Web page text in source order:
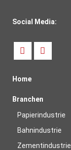
Social Media:
Home
Branchen
Papierindustrie
Bahnindustrie
Zementindustrie